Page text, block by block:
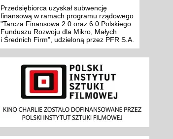
Przedsiębiorca uzyskał subwencję
finansową w ramach programu rządowego
"Tarcza Finansowa 2.0 oraz 6.0 Polskiego
Funduszu Rozwoju dla Mikro, Małych
i Średnich Firm", udzieloną przez PFR S.A.